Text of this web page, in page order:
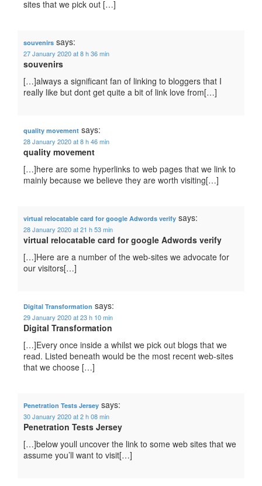
sites that we pick out […]
souvenirs says:
27 January 2020 at 8 h 36 min
souvenirs
[…]always a significant fan of linking to bloggers that I
really like but dont get quite a bit of link love from[…]
quality movement says:
28 January 2020 at 8 h 46 min
quality movement
[…]here are some hyperlinks to web pages that we link to
mainly because we believe they are worth visiting[…]
virtual relocatable card for google Adwords verify says:
28 January 2020 at 21 h 53 min
virtual relocatable card for google Adwords verify
[…]Here are a number of the web-sites we advocate for
our visitors[…]
Digital Transformation says:
29 January 2020 at 23 h 10 min
Digital Transformation
[…]Every once inside a whilst we pick out blogs that we
read. Listed beneath would be the most recent web-sites
that we choose […]
Penetration Tests Jersey says:
30 January 2020 at 2 h 08 min
Penetration Tests Jersey
[…]below youll uncover the link to some web sites that we
assume you’ll want to visit[…]